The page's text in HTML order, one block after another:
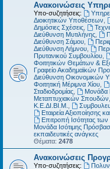
Ανακοινώσεις
Υπο-συζητήσεις:
Διοικητικών Υποθέσεων
Δημόσιες Σχέσεις
Διεύθυνση Μυτιλήνης
Διεύθυνση Σάμου
Διεύθυνση Λήμνου
Πρυτανικού Συμβουλίου
Φοιτητικών Θεμάτων &
Γραφείο Ακαδημαϊκών
Διεύθυνση Οικονομικών
Φοιτητική Μέριμνα Χίου
Σταδιοδρομίας
Μονάδα
Μεταπτυχιακών Σπουδών
Κ.Ε.ΔΙ.ΒΙ.Μ.
Εταιρεία Αξιοποίησης
Επιτροπή Ισότητας
Μονάδα Ισότιμης
εκπαιδευτικές ανάγκες
Θέματα: 2478
Ανακοινώσεις
Υπο-συζητήσεις: